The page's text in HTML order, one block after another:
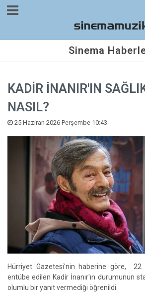
Sinema
KADİR İNANIR'IN
NASIL?
25 Haziran 2026 Perşembe 10:43
Hürriyet Gazetesi'nin haberine göre, 22
entübe edilen Kadir İnanır'ın durumunun
olumlu bir yanıt vermediği öğrenildi.